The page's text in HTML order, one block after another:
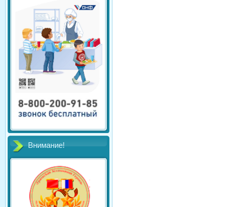
Внимание!